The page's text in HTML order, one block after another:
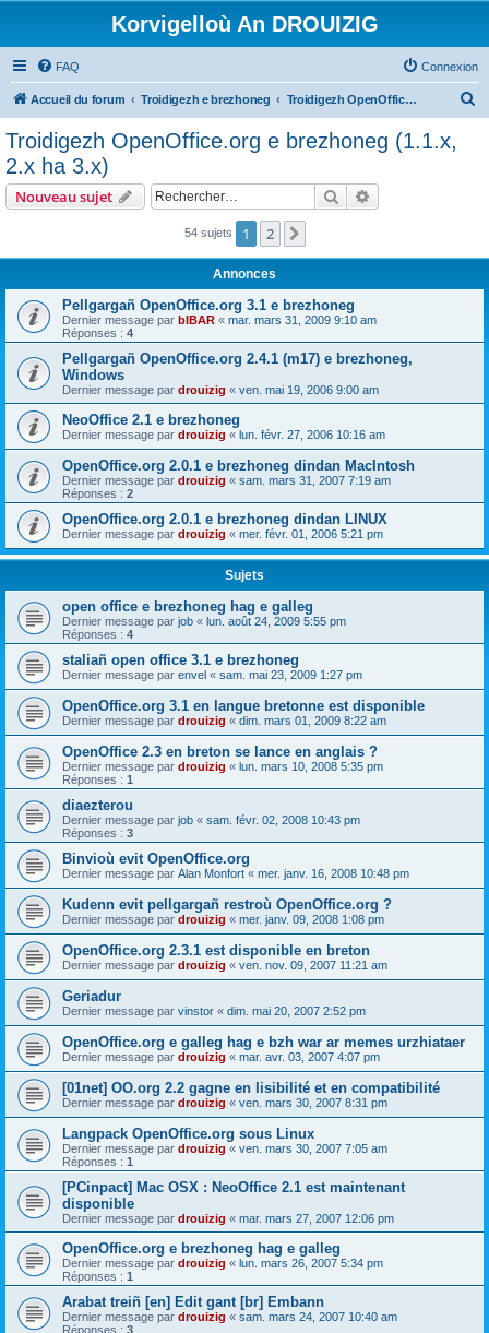
Korvigelloù An DROUIZIG
FAQ Connexion
Accueil du forum Troidigezh e brezhoneg Troidigezh OpenOffice.org e brezhoneg (1.1.x, 2.x ha 3.x)
c
Troidigezh OpenOffice.org e brezhoneg (1.1.x,
2.x ha 3.x)
Nouveau sujet Rechercher
54 sujets 1 2
Annonces
Pellgargañ OpenOffice.org 3.1 e brezhoneg
Dernier message par bIBAR « mar. mars 31, 2009 9:10 am
Réponses : 4
Pellgargañ OpenOffice.org 2.4.1 (m17) e brezhoneg,
Windows
Dernier message par drouizig « ven. mai 19, 2006 9:00 am
NeoOffice 2.1 e brezhoneg
Dernier message par drouizig « lun. févr. 27, 2006 10:16 am
OpenOffice.org 2.0.1 e brezhoneg dindan MacIntosh
Dernier message par drouizig « sam. mars 31, 2007 7:19 am
Réponses : 2
OpenOffice.org 2.0.1 e brezhoneg dindan LINUX
Dernier message par drouizig « mer. févr. 01, 2006 5:21 pm
Sujets
open office e brezhoneg hag e galleg
Dernier message par job « lun. août 24, 2009 5:55 pm
Réponses : 4
staliañ open office 3.1 e brezhoneg
Dernier message par envel « sam. mai 23, 2009 1:27 pm
OpenOffice.org 3.1 en langue bretonne est disponible
Dernier message par drouizig « dim. mars 01, 2009 8:22 am
OpenOffice 2.3 en breton se lance en anglais ?
Dernier message par drouizig « lun. mars 10, 2008 5:35 pm
Réponses : 1
diaezterou
Dernier message par job « sam. févr. 02, 2008 10:43 pm
Réponses : 3
Binvioù evit OpenOffice.org
Dernier message par Alan Monfort « mer. janv. 16, 2008 10:48 pm
Kudenn evit pellgargañ restroù OpenOffice.org ?
Dernier message par drouizig « mer. janv. 09, 2008 1:08 pm
OpenOffice.org 2.3.1 est disponible en breton
Dernier message par drouizig « ven. nov. 09, 2007 11:21 am
Geriadur
Dernier message par vinstor « dim. mai 20, 2007 2:52 pm
OpenOffice.org e galleg hag e bzh war ar memes urzhiataer
Dernier message par drouizig « mar. avr. 03, 2007 4:07 pm
[01net] OO.org 2.2 gagne en lisibilité et en compatibilité
Dernier message par drouizig « ven. mars 30, 2007 8:31 pm
Langpack OpenOffice.org sous Linux
Dernier message par drouizig « ven. mars 30, 2007 7:05 am
Réponses : 1
[PCinpact] Mac OSX : NeoOffice 2.1 est maintenant
disponible
Dernier message par drouizig « mar. mars 27, 2007 12:06 pm
OpenOffice.org e brezhoneg hag e galleg
Dernier message par drouizig « lun. mars 26, 2007 5:34 pm
Réponses : 1
Arabat treiñ [en] Edit gant [br] Embann
Dernier message par drouizig « sam. mars 24, 2007 10:40 am
Réponses : 3